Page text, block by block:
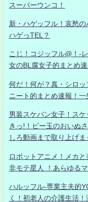
スーパーウンコ！
新・ハゲッフル！哀愁
ハゲっTEL？
こじ！コジッフル@！-
女のBL腐女子的まとめ
何だ！何が？真・シ
ニート的まとめ速報！一
男装スケバン女子！ス
きっ!！ビー玉のおいぬ
しろ動画まで取り上げま
ロボットアニメ！メカ
非モテ星人 ！あらゆる
ハルッフル-専業主夫的
く！初老人の介護生活！